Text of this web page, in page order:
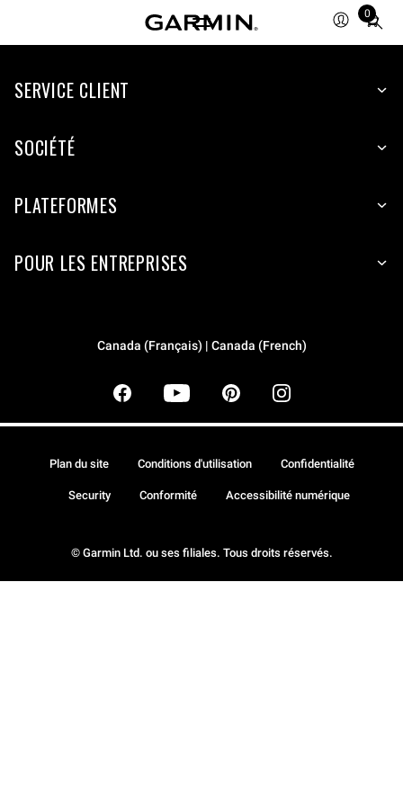
0
Total
items
cart:
SERVICE CLIENT
SOCIÉTÉ
PLATEFORMES
POUR LES ENTREPRISES
Canada (Français) | Canada (French)
© Garmin Ltd. ou ses filiales. Tous droits réservés.
Plan du site Conditions d'utilisation Confidentialité
Security Conformité Accessibilité numérique